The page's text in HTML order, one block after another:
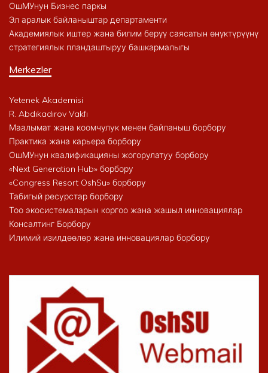
ОшМУнун Бизнес паркы
Эл аралык байланыштар департаменти
Академиялык иштер жана билим берүү саясатын өнүктүрүүнү
стратегиялык пландаштыруу башкармалыгы
Merkezler
Yetenek Akademisi
R. Abdıkadırov Vakfı
Маалымат жана коомчулук менен байланыш борбору
Практика жана карьера борбору
ОшМУнун квалификацияны жогорулатуу борбору
«Next Generation Hub» борбору
«Congress Resort OshSu» борбору
Табигый ресурстар борбору
Тоо экосистемаларын коргоо жана жашыл инновациялар
Консалтинг Борбору
Илимий изилдөөлөр жана инновациялар борбору